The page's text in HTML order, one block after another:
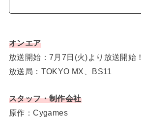
オンエア
放送開始：7月7日(火)より放送開始！
放送局：TOKYO MX、BS11
スタッフ・制作会社
原作：Cygames